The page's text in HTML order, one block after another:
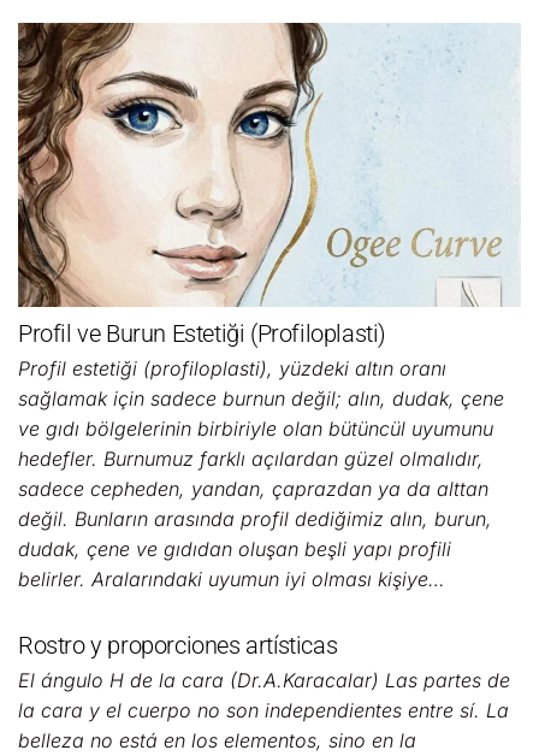
Profil ve Burun Estetiği (Profiloplasti)
Profil estetiği (profiloplasti), yüzdeki altın oranı
sağlamak için sadece burnun değil; alın, dudak, çene
ve gıdı bölgelerinin birbiriyle olan bütüncül uyumunu
hedefler. Burnumuz farklı açılardan güzel olmalıdır,
sadece cepheden, yandan, çaprazdan ya da alttan
değil. Bunların arasında profil dediğimiz alın, burun,
dudak, çene ve gıdıdan oluşan beşli yapı profili
belirler. Aralarındaki uyumun iyi olması kişiye…
Rostro y proporciones artísticas
El ángulo H de la cara (Dr.A.Karacalar) Las partes de
la cara y el cuerpo no son independientes entre sí. La
belleza no está en los elementos, sino en la